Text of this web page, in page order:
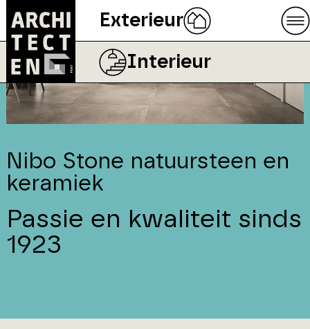
Exterieur
Interieur
Nibo Stone natuursteen en
keramiek
Passie en kwaliteit sinds
1923